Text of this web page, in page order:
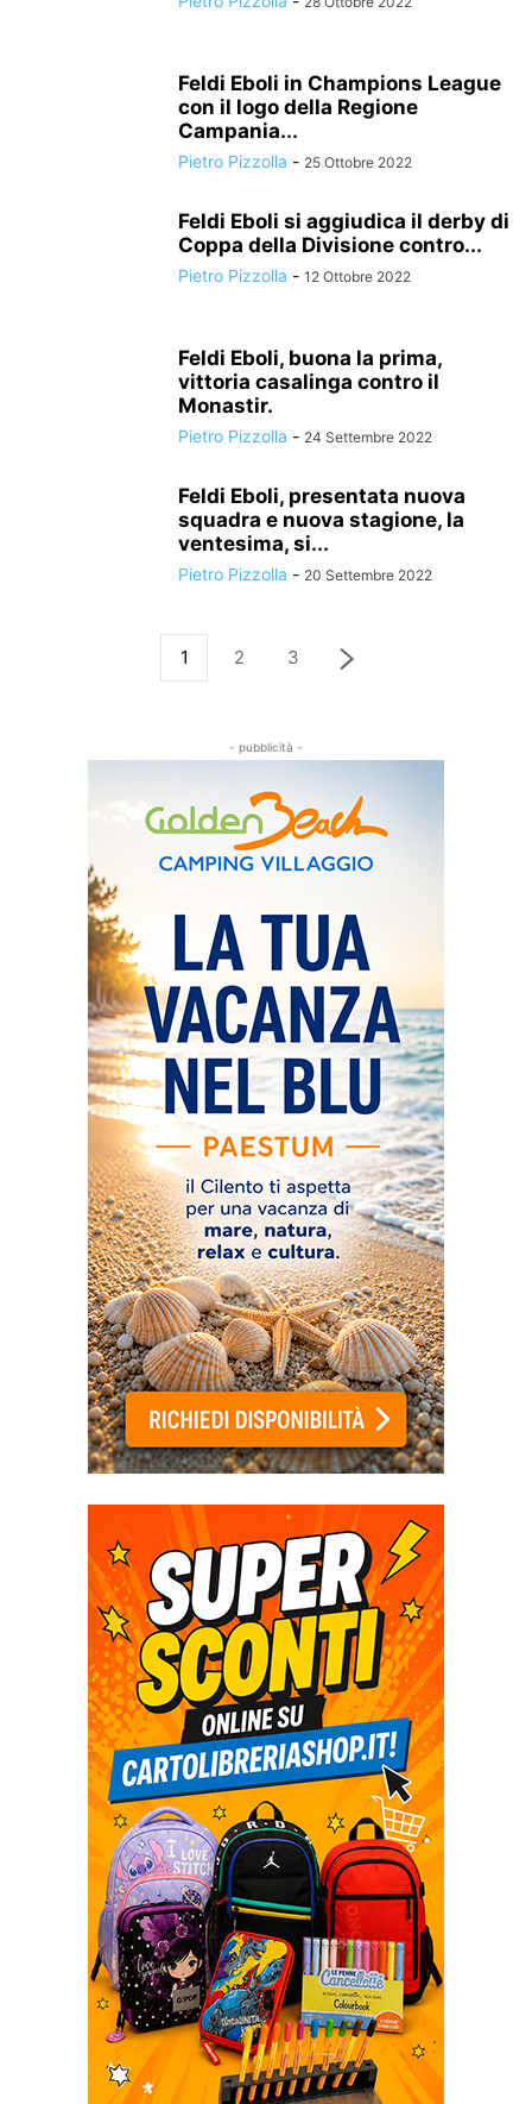
Feldi Eboli in Champions League
con il logo della Regione
Campania...
Pietro Pizzolla - 25 Ottobre 2022
Feldi Eboli si aggiudica il derby di
Coppa della Divisione contro...
Pietro Pizzolla - 12 Ottobre 2022
Feldi Eboli, buona la prima,
vittoria casalinga contro il
Monastir.
Pietro Pizzolla - 24 Settembre 2022
Feldi Eboli, presentata nuova
squadra e nuova stagione, la
ventesima, si...
Pietro Pizzolla - 20 Settembre 2022
1 2 3
- pubblicità -